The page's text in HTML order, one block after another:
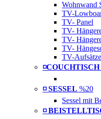
Wohnwand
TV-
TV- Panel
TV-
TV-
TV-
TV-Aufsätze
◽COUCHTISCH
◽ SESSEL %20
Sessel mit
◽